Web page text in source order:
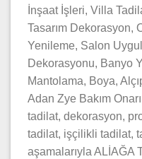
İnşaat İşleri, Villa
Tasarım Dekorasyon,
Yenileme, Salon
Dekorasyonu, Banyo
Mantolama, Boya,
Adan Zye Bakım
tadilat, dekorasyon,
tadilat, işçilikli tadilat,
aşamalarıyla ALİAĞA